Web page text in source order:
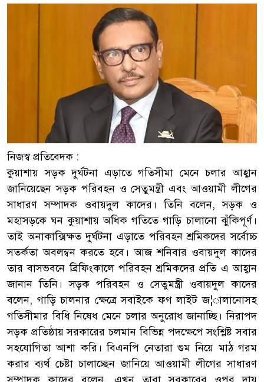
নিজস্ব প্রতিবেদক :
কুয়াশায় সড়ক দুর্ঘটনা এড়াতে গতিসীমা মেনে চলার আহ্বান
জানিয়েছেন সড়ক পরিবহন ও সেতুমন্ত্রী এবং আওয়ামী লীগের
সাধারণ সম্পাদক ওবায়দুল কাদের। তিনি বলেন, সড়ক ও
মহাসড়কে ঘন কুয়াশায় অধিক গতিতে গাড়ি চালানো ঝুঁকিপূর্ণ।
তাই অনাকাক্সিক্ষত দুর্ঘটনা এড়াতে পরিবহন শ্রমিকদের সর্বোচ্চ
সতর্কতা অবলম্বন করতে হবে। আজ শনিবার ওবায়দুল কাদের
তার বাসভবনে ব্রিফিংকালে পরিবহন শ্রমিকদের প্রতি এ আহ্বান
জানান তিনি। সড়ক পরিবহন ও সেতুমন্ত্রী ওবায়দুল কাদের
বলেন, গাড়ি চালনার ক্ষেত্রে সবাইকে ফগ লাইট জ¦ালানোসহ
গতিসীমার বিধি নিষেধ মেনে চলার অনুরোধ জানাচ্ছি। নিরাপদ
সড়ক প্রতিষ্ঠায় সরকারের চলমান বিভিন্ন পদক্ষেপে সংশ্লিষ্ট সবার
সহযোগিতা আশা করি। বিএনপি নেতারা গুম নিয়ে মাঠ গরম
করার ব্যর্থ চেষ্টা চালাচ্ছেন জানিয়ে আওয়ামী লীগের সাধারণ